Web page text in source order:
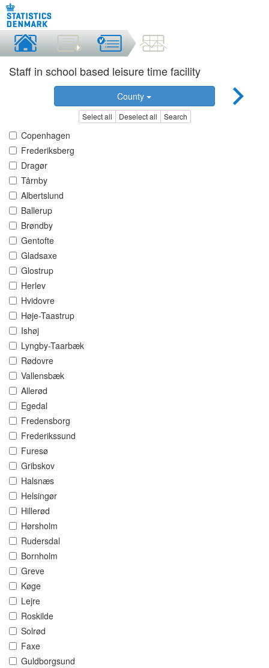
Staff in school based leisure time facility
County
Select all Deselect all Search
Copenhagen
Frederiksberg
Dragør
Tårnby
Albertslund
Ballerup
Brøndby
Gentofte
Gladsaxe
Glostrup
Herlev
Hvidovre
Høje-Taastrup
Ishøj
Lyngby-Taarbæk
Rødovre
Vallensbæk
Allerød
Egedal
Fredensborg
Frederikssund
Furesø
Gribskov
Halsnæs
Helsingør
Hillerød
Hørsholm
Rudersdal
Bornholm
Greve
Køge
Lejre
Roskilde
Solrød
Faxe
Guldborgsund